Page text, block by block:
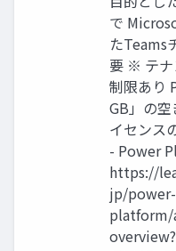
で
たTeams
要 ※ テナ
制限あり
GB」の
イセンス
- Power
https://
jp/power-
platform/